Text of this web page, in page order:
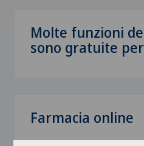
Molte funzioni
sono gratuite
Farmacia online